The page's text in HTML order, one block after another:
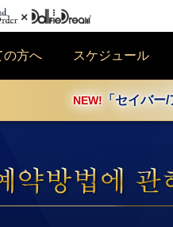
の方へ スケジュール
NEW! 「セイバ